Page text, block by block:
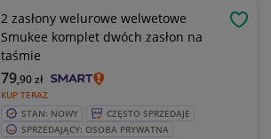
2 zasłony welurowe welwetowe
Smukee komplet dwóch zasłon na
taśmie
KUP TERAZ
79,90zł
STAN: NOWY
CZĘSTO SPRZEDAJE
SPRZEDAJĄCY: OSOBA PRYWATNA